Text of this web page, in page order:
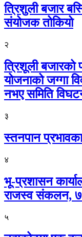
त्रिशुली बजार
संयोजक तोकियो
२
त्रिशूली बजारको
योजनाको जग्गा
नभए समिति
३
स्तनपान
४
भू-प्रशासन
राजस्व संकलन,
५